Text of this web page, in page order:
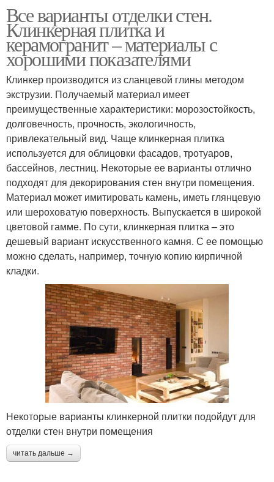
Все варианты отделки стен.
Клинкерная плитка и
керамогранит – материалы с
хорошими показателями
Клинкер производится из сланцевой глины методом
экструзии. Получаемый материал имеет
преимущественные характеристики: морозостойкость,
долговечность, прочность, экологичность,
привлекательный вид. Чаще клинкерная плитка
используется для облицовки фасадов, тротуаров,
бассейнов, лестниц. Некоторые ее варианты отлично
подходят для декорирования стен внутри помещения.
Материал может имитировать камень, иметь глянцевую
или шероховатую поверхность. Выпускается в широкой
цветовой гамме. По сути, клинкерная плитка – это
дешевый вариант искусственного камня. С ее помощью
можно сделать, например, точную копию кирпичной
кладки.
Некоторые варианты клинкерной плитки подойдут для
отделки стен внутри помещения
читать дальше →